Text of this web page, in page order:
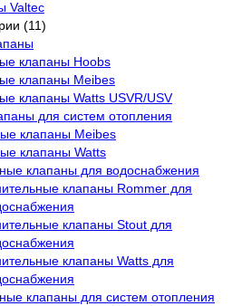
Valtec
(11)
клапаны Hoobs
клапаны Meibes
клапаны Watts USVR/USV
для систем отопления
клапаны Meibes
клапаны Watts
клапаны для водоснабжения
клапаны Rommer для
клапаны Stout для
клапаны Watts для
клапаны для систем отопления